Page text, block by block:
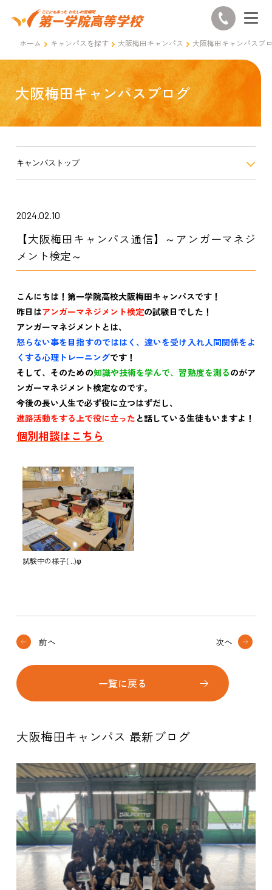
ホーム キャンパスを探す 大阪梅田キャンパス 大阪梅田キャンパスブ
大阪梅田キャンパスブログ
キャンパストップ
2024.02.10
【大阪梅田キャンパス通信】～アンガーマネジ
メント検定～
こんにちは！第一学院高校大阪梅田キャンパスです！
昨日はアンガーマネジメント検定の試験日でした！
アンガーマネジメントとは、
怒らない事を目指すのでははく、違いを受け入れ人間関係をよ
くする心理トレーニングです！
そして、そのための知識や技術を学んで、習熟度を測るのがア
ンガーマネジメント検定なのです。
今後の長い人生で必ず役に立つはずだし、
進路活動をする上で役に立った と話している生徒もいますよ！
個別相談はこちら
試験中の様子( ..)φ
前へ
一覧に戻る
次へ
大阪梅田キャンパス 最新ブログ